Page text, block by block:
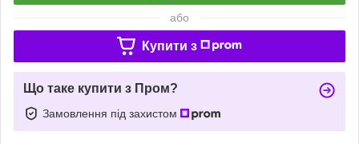
або
Купити з
Що таке купити з Пром?
Замовлення під захистом